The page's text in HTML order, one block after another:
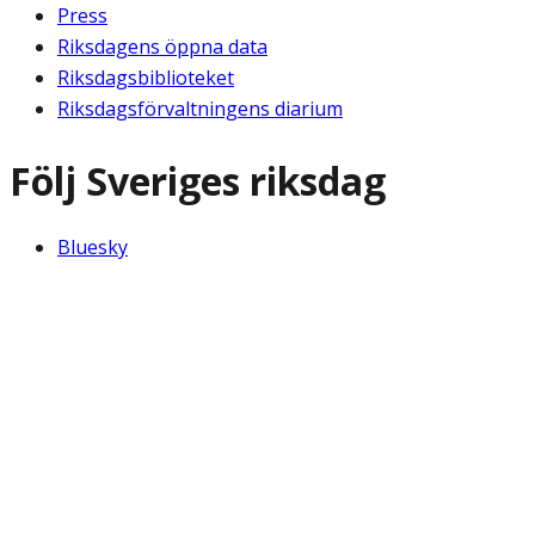
Press
Riksdagens öppna data
Riksdagsbiblioteket
Riksdagsförvaltningens diarium
Följ Sveriges riksdag
Bluesky